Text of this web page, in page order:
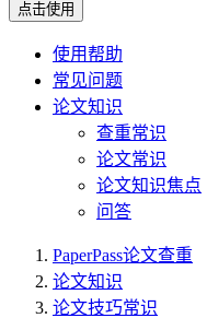
点击使用
使用帮助
常见问题
论文知识
查重常识
论文常识
论文知识焦点
问答
PaperPass论文查重
论文知识
论文技巧常识